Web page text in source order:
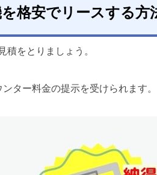
格安でリースする方
をとりましょう。
ター料金の提示を受けられます。